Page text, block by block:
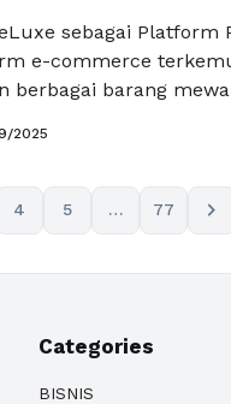
sebagai Platform
e-commerce
berbagai barang
ReLuxe memfasilitasi
orisinal dan
2025
4 5 … 77 chevron_right
Categories
BISNIS